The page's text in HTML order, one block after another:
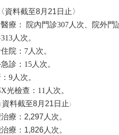
〈資料截至8月21日止〉
療： 院內門診307人次、院外門
313人次。
院：7人次。
診：15人次。
9人次。
光檢查：11人次。
〈資料截至8月21日止〉
療：2,297人次。
療：1,826人次。